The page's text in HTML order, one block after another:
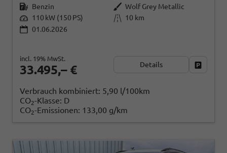
Benzin
Wolf Grey Metallic
110 kW (150 PS)
10 km
01.06.2026
33.495,– €
incl. 19% MwSt.
Details
Verbrauch kombiniert: 5,90 l/100km
CO2-Klasse: D
CO2-Emissionen: 133,00 g/km